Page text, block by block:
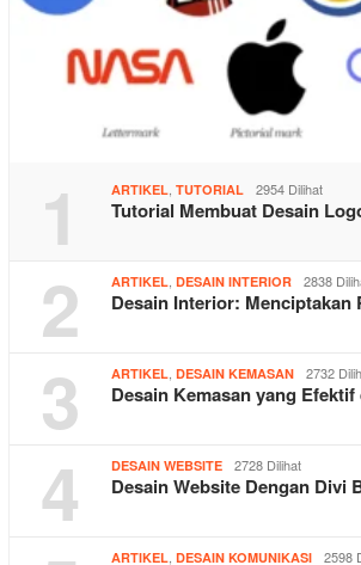
1 ARTIKEL TUTORIAL 2954 Dilihat
Tutorial Membuat Desain
2 ARTIKEL DESAIN INTERIOR 2838
Desain Interior:
3 ARTIKEL DESAIN KEMASAN 2732
Desain Kemasan yang
4 DESAIN WEBSITE 2728 Dilihat
Desain Website Dengan Divi
ARTIKEL DESAIN KOMUNIKASI 2598